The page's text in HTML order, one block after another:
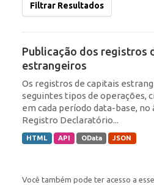
Filtrar Resultados
Publicação dos registros
estrangeiros
Os registros de capitais
seguintes tipos de operações,
em cada período data-base,
Registro Declaratório...
HTML API OData JSON
Você também pode ter acesso a